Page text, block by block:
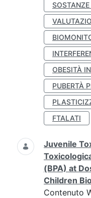
OBESITÀ
PUBERTÀ
FTALATI
Juvenile
(BPA) at
Children
Contenuto